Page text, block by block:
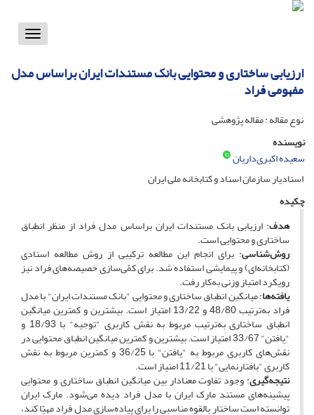
Toggle
ارزیابی ساختاری و محتوایی بانک مستندات ایران براساس مدل
مفهومی فراد
نوع مقاله : مقاله پژوهشی
نویسنده
سعیده اکبری‌داریان
استادیار سازمان اسناد و کتابخانه ملی ایران
چکیده
هدف: ارزیابی بانک مستندات ایران براساس مدل فراد از منظر انطباق
ساختاری و محتوایی است.
روش‌شناسی: برای انجام این مطالعه ترکیبی از روش مطالعه اسنادی
(کتابخانه‌ای) و پیمایشی استفاده شد. برای کمّی‌سازی خصیصه‌های فراد نیز
رویکرد امتیاز وزنی به‌کار رفت.
یافته‌ها: میانگین انطباق ساختاری و محتوایی "بانک مستندات ایران" با مدل
فراد به‌ترتیب 48/80 و 13/22 امتیاز است. بیشترین و کمترین میانگین
انطباق ساختاری به‌ترتیب مربوط به نقش کاربری "توجیه" با 18/93 و
"یافتن" 33/67 امتیاز است. بیشترین و کمترین میانگین انطباق محتوایی در
نقش‌های کاربری مربوط به "یافتن" با 36/25 و کمترین مربوط به نقش
کاربری "بافتارنمایی" با 11/21 امتیاز است.
نتیجه‌گیری: وجود تفاوت معنادار بین میانگین انطباق ساختاری و محتوایی
پیشینه‌های مستند مارک ایران با مدل فراد دیده می‌شود. مارک ایران
توانسته است ساختار بالقوه‎ مناسبی را برای پیاده‌سازی مدل فراد مهیّا کند،